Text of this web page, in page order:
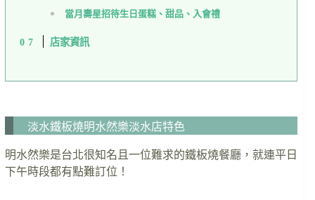
當月壽星招待生日蛋糕、甜品、入會禮
店家資訊
淡水鐵板燒明水然樂淡水店特色
明水然樂是台北很知名且一位難求的鐵板燒餐廳，就連平日
下午時段都有點難訂位！